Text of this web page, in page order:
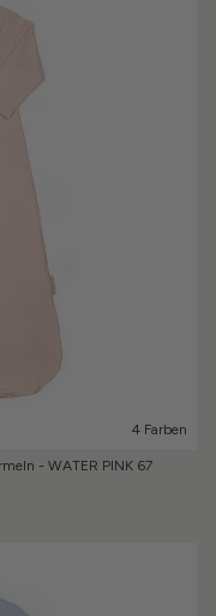
4 Farben
- WATER PINK 67